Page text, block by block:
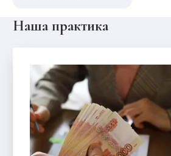
Наша практика